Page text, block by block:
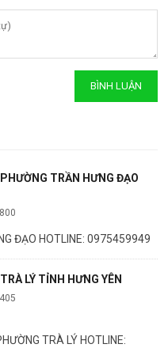
TRẦN HƯNG ĐẠO
800
ĐẠO HOTLINE: 0975459949
LÝ TỈNH HƯNG YÊN
405
TRÀ LÝ HOTLINE: